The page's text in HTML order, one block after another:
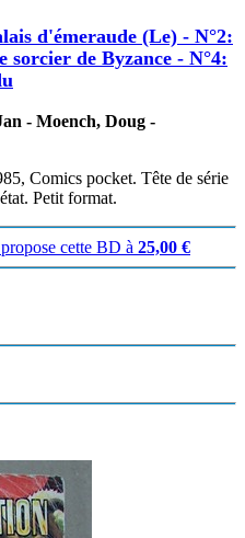
d'émeraude (Le) - N°2:
de Byzance - N°4:
- Moench, Doug -
Comics pocket. Tête de série
Petit format.
cette BD à 25,00 €